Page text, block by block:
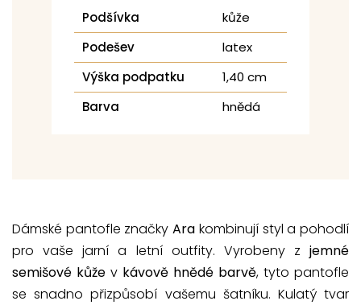
Podšívka
kůže
Podešev
latex
Výška podpatku
1,40 cm
Barva
hnědá
Dámské pantofle značkyAra kombinují styl a pohodlí
pro vaše jarní a letní outfity. Vyrobeny z jemné
semišové kůže v kávově hnědé barvě, tyto pantofle
se snadno přizpůsobí vašemu šatníku. Kulatý tvar